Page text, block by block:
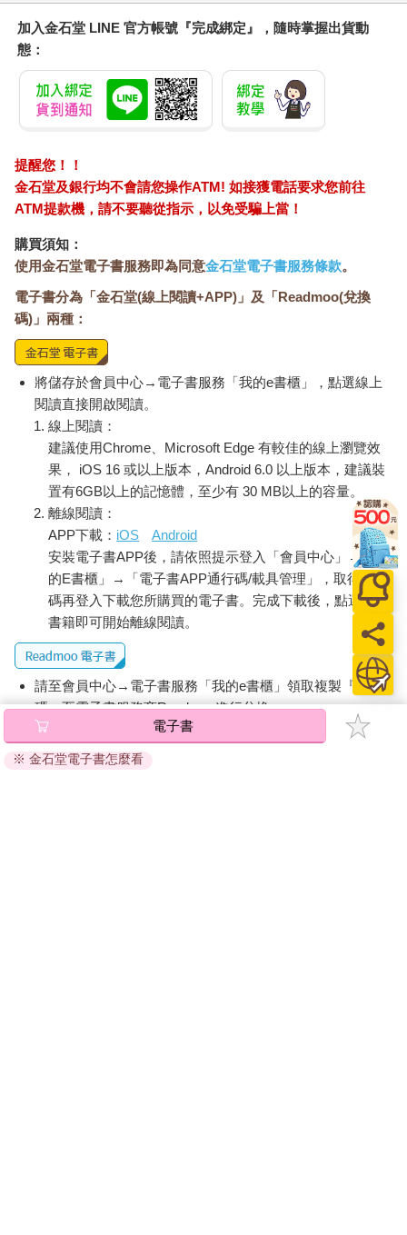
加入金石堂 LINE 官方帳號『完成綁定』，隨時掌握出貨動
態：
提醒您！！
金石堂及銀行均不會請您操作ATM! 如接獲電話要求您前往
ATM提款機，請不要聽從指示，以免受騙上當！
購買須知：
使用金石堂電子書服務即為同意金石堂電子書服務條款。
電子書分為「金石堂(線上閱讀+APP)」及「Readmoo(兌換
碼)」兩種：
將儲存於會員中心→電子書服務「我的e書櫃」，點選線上
閱讀直接開啟閱讀。
線上閱讀：
建議使用Chrome、Microsoft Edge 有較佳的線上瀏覽效
果， iOS 16 或以上版本，Android 6.0 以上版本，建議裝
置有6GB以上的記憶體，至少有 30 MB以上的容量。
離線閱讀：
APP下載： iOS
Android
安裝電子書APP後，請依照提示登入「會員中心」→「我
的E書櫃」→「電子書APP通行碼/載具管理」，取得通行
碼再登入下載您所購買的電子書。完成下載後，點選任一
書籍即可開始離線閱讀。
請至會員中心→電子書服務「我的e書櫃」領取複製『兌換
碼』至電子書服務商Readmoo進行兌換。
退換貨須知：
因版權保護，您在金石堂所購買的電子書僅能以金石堂專屬
電子書
※ 金石堂電子書怎麼看